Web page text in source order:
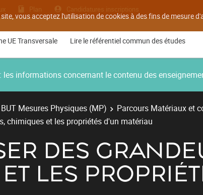
vous acceptez l'utilisation de cookies à des fins de mesure
Plan Candidatures inscriptions
UE Transversale Lire le référentiel commun des études
informations concernant le contenu des
BUT Mesures Physiques (MP)
Parcours Matériaux et
chimiques et les propriétés d'un matériau
DES
LES